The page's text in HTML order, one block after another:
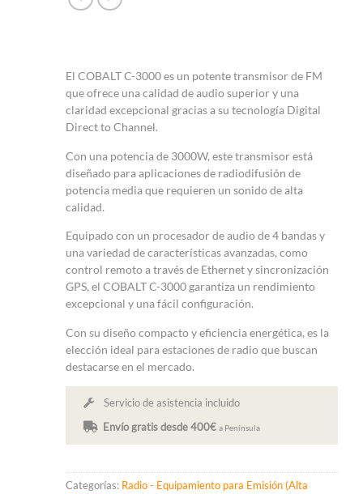
El COBALT C-3000 es un potente transmisor de FM
que ofrece una calidad de audio superior y una
claridad excepcional gracias a su tecnología Digital
Direct to Channel.
Con una potencia de 3000W, este transmisor está
diseñado para aplicaciones de radiodifusión de
potencia media que requieren un sonido de alta
calidad.
Equipado con un procesador de audio de 4 bandas y
una variedad de características avanzadas, como
control remoto a través de Ethernet y sincronización
GPS, el COBALT C-3000 garantiza un rendimiento
excepcional y una fácil configuración.
Con su diseño compacto y eficiencia energética, es la
elección ideal para estaciones de radio que buscan
destacarse en el mercado.
Servicio de asistencia incluido
Envío gratis desde 400€a Península
Categorías: Radio - Equipamiento para Emisión (Alta